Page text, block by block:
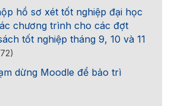
hồ sơ xét tốt nghiệp đại học
chương trình cho các đợt
tốt nghiệp tháng 9, 10 và 11
dừng Moodle để bảo trì